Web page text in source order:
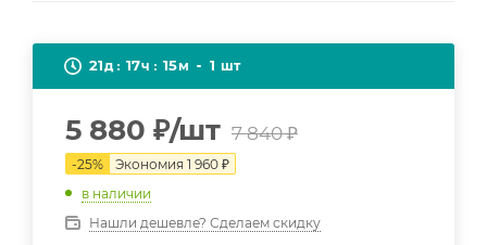
21д 17ч 15м 1 шт
5 880 ₽/шт 7 840₽
-25% Экономия 1 960 ₽
в наличии
Нашли дешевле? Сделаем скидку